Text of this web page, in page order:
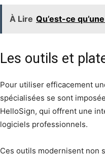
À Lire Qu’est-ce
Les outils et
Pour utiliser efficacement
spécialisées se sont
HelloSign, qui offrent une
logiciels professionnels.
Ces outils modernisent non